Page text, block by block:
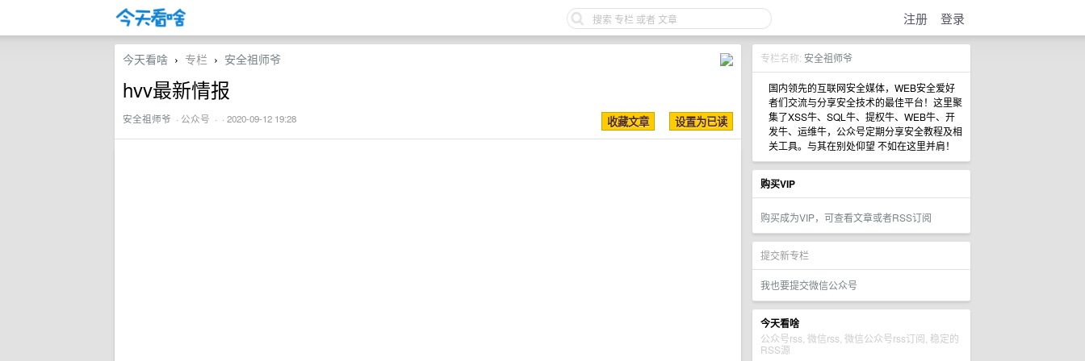
注册 登录
专栏名称: 安全祖师爷
国内领先的互联网安全媒体，WEB安全爱好
者们交流与分享安全技术的最佳平台！这里聚
集了XSS牛、SQL牛、提权牛、WEB牛、开
发牛、运维牛，公众号定期分享安全教程及相
关工具。与其在别处仰望 不如在这里并肩！
购买VIP
购买成为VIP，可查看文章或者RSS订阅
提交新专栏
我也要提交微信公众号
今天看啥
公众号rss, 微信rss, 微信公众号rss订阅, 稳定的
RSS源
今天看啥 › 专栏 › 安全祖师爷
hvv最新情报
安全祖师爷 · 公众号 · · 2020-09-12 19:28